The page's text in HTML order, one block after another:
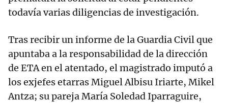
todavía varias diligencias de investigación.
Tras recibir un informe de la Guardia Civil que
apuntaba a la responsabilidad de la dirección
de ETA en el atentado, el magistrado imputó a
los exjefes etarras Miguel Albisu Iriarte, Mikel
Antza; su pareja María Soledad Iparraguire,